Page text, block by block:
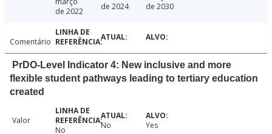
de 2022
de 2024
de 2030
Comentário
PrDO-Level Indicator 4: New inclusive and more
flexible student pathways leading to tertiary education
created
Valor
No
No Yes